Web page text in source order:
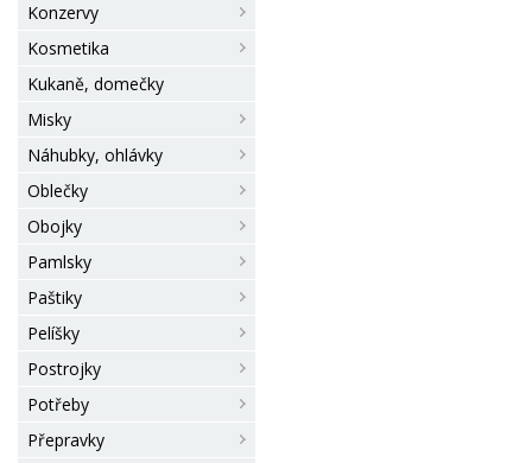
Konzervy
Kosmetika
Kukaně, domečky
Misky
Náhubky, ohlávky
Oblečky
Obojky
Pamlsky
Paštiky
Pelíšky
Postrojky
Potřeby
Přepravky